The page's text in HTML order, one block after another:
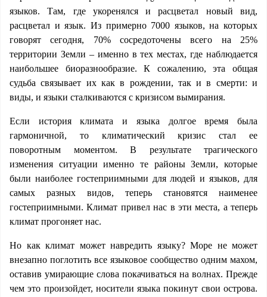
языков. Там, где укоренялся и расцветал новый вид,
расцветал и язык. Из примерно 7000 языков, на которых
говорят сегодня, 70% сосредоточены всего на 25%
территории Земли – именно в тех местах, где наблюдается
наибольшее биоразнообразие. К сожалению, эта общая
судьба связывает их как в рождении, так и в смерти: и
виды, и языки сталкиваются с кризисом вымирания.
Если история климата и языка долгое время была
гармоничной, то климатический кризис стал ее
поворотным моментом. В результате трагического
изменения ситуации именно те районы Земли, которые
были наиболее гостеприимными для людей и языков, для
самых разных видов, теперь становятся наименее
гостеприимными. Климат привел нас в эти места, а теперь
климат прогоняет нас.
Но как климат может навредить языку? Море не может
внезапно поглотить все языковое сообщество одним махом,
оставив умирающие слова покачиваться на волнах. Прежде
чем это произойдет, носители языка покинут свои острова.